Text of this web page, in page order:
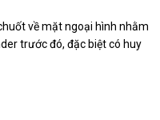
về mặt ngoại hình nhằm
trước đó, đặc biệt có huy